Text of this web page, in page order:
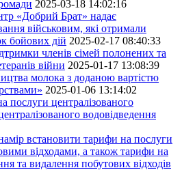
2025-03-18 14:02:16
«Добрий Брат» надає
військовим, які отримали
бойових дій 2025-02-17 08:40:33
членів сімей полонених та
війни 2025-01-17 13:08:39
молока з доданою вартістю
2025-01-06 13:14:02
послуги централізованого
водовідведення
встановити тарифи на послуги
відходами, а також тарифи на
та видалення побутових відходів